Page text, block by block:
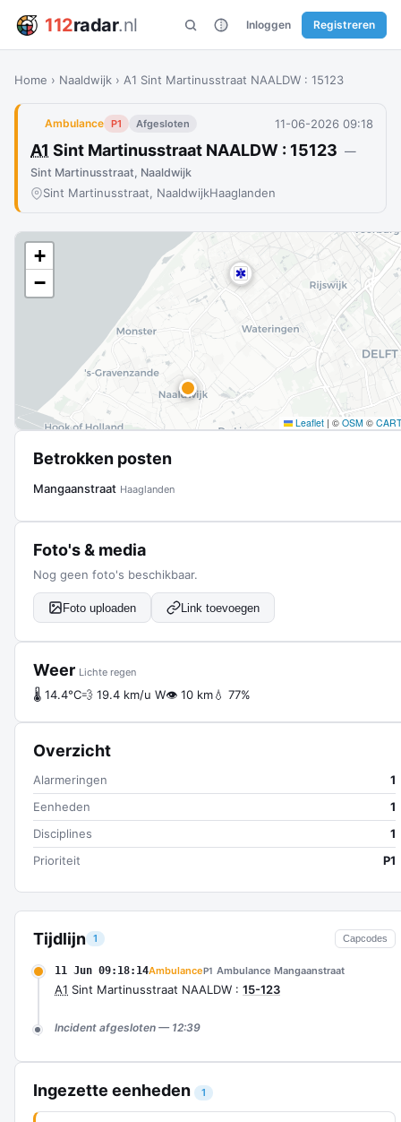
112radar.nl Inloggen Registreren
Home › Naaldwijk › A1 Sint Martinusstraat NAALDW : 15123
Ambulance P1 Afgesloten 11-06-2026 09:18
A1 Sint Martinusstraat NAALDW : 15123 —
Sint Martinusstraat, Naaldwijk
Sint Martinusstraat, NaaldwijkHaaglanden
Tijdlijn 1 Capcodes
11 Jun 09:18:14AmbulanceP1 Ambulance Mangaanstraat
A1 Sint Martinusstraat NAALDW : 15-123
Incident afgesloten — 12:39
Ingezette eenheden 1
+
−
Leaflet | © OSM ©
Betrokken posten
Mangaanstraat Haaglanden
Foto's & media
Nog geen foto's beschikbaar.
Foto uploaden Link toevoegen
Weer Lichte regen
🌡 14.4°C💨 19.4 km/u W👁 10 km💧 77%
Overzicht
Alarmeringen
1
Eenheden
1
Disciplines
1
Prioriteit
P1